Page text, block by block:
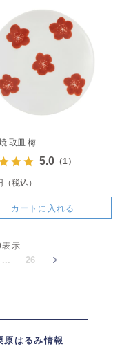
取皿 梅
5.0（1）
税込）
カートに入れる
表示
... 26
原はるみ情報